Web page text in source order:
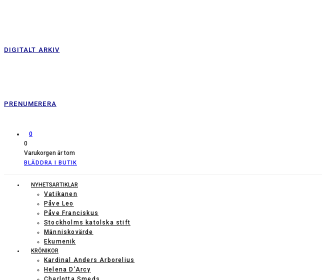
DIGITALT ARKIV
PRENUMERERA
0
0
Varukorgen är tom
BLÄDDRA I BUTIK
NYHETSARTIKLAR
Vatikanen
Påve Leo
Påve Franciskus
Stockholms katolska stift
Människovärde
Ekumenik
KRÖNIKOR
Kardinal Anders Arborelius
Helena D’Arcy